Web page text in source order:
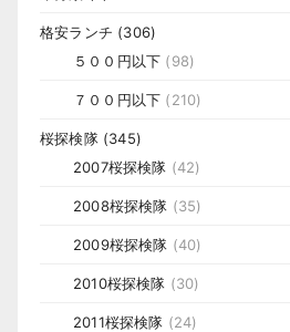
格安ランチ (306)
５００円以下 (98)
７００円以下 (210)
桜探検隊(345)
2007桜探検隊 (42)
2008桜探検隊 (35)
2009桜探検隊 (40)
2010桜探検隊 (30)
2011桜探検隊 (24)